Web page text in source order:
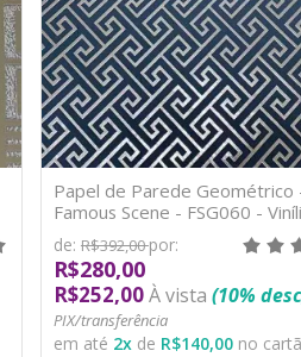
Papel de Parede Geométrico
Famous Scene - FSG060 -
TNT
de: R$392,00por:
R$280,00
R$252,00À vista (10%
PIX/transferência
em até 2xde R$140,00no